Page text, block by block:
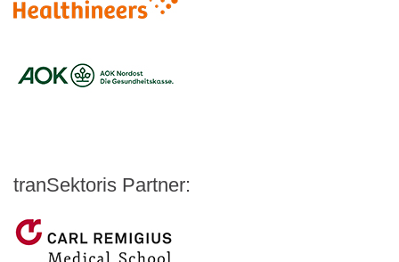
Logo – Siemens Healthineers
Logo – AOK NORDOEST
Logo - Medicalvalley
tranSektoris Partner:
Carl Remigius Medical School